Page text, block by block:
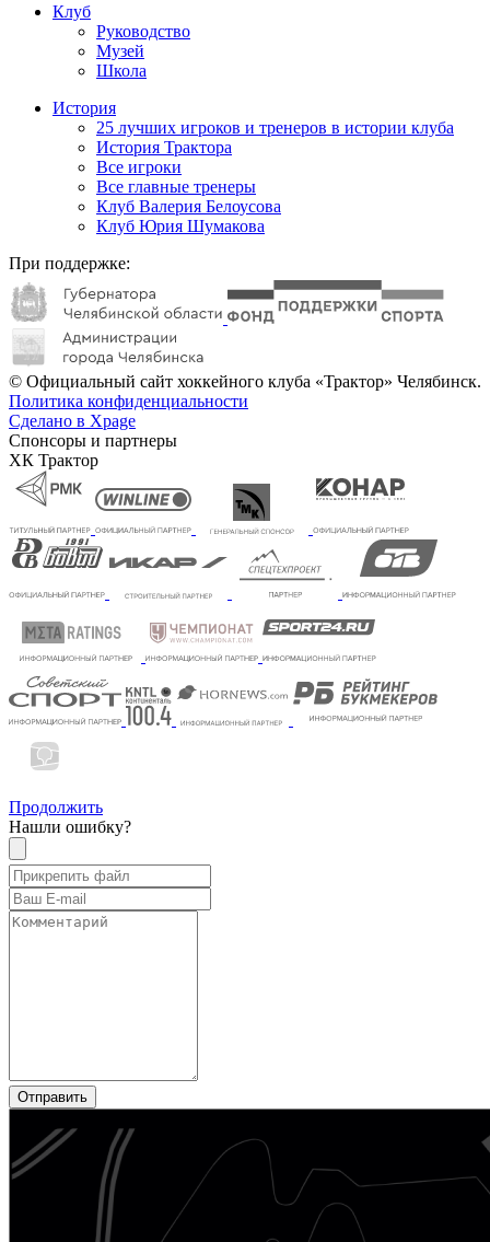
Клуб
Руководство
Музей
Школа
История
25 лучших игроков и тренеров в истории клуба
История Трактора
Все игроки
Все главные тренеры
Клуб Валерия Белоусова
Клуб Юрия Шумакова
При поддержке:
© Официальный сайт хоккейного клуба «Трактор» Челябинск.
Политика конфиденциальности
Сделано в Xpage
Спонсоры и партнеры
ХК Трактор
Продолжить
Нашли ошибку?